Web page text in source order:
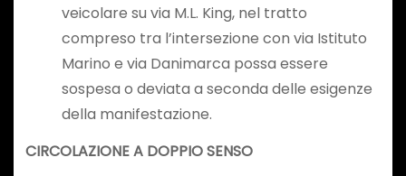
veicolare su via M.L. King, nel tratto
compreso tra l’intersezione con via Istituto
Marino e via Danimarca possa essere
sospesa o deviata a seconda delle esigenze
della manifestazione.
CIRCOLAZIONE A DOPPIO SENSO